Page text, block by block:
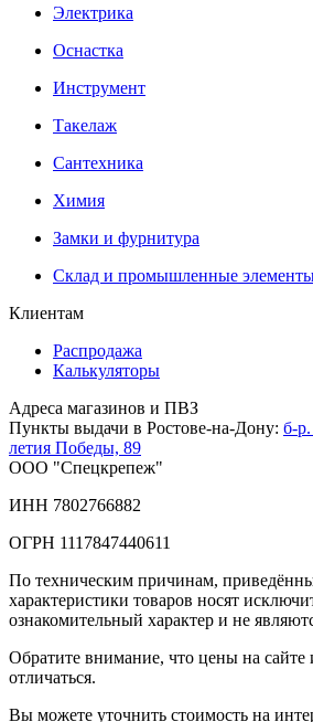
Электрика
Оснастка
Инструмент
Такелаж
Сантехника
Химия
Замки и фурнитура
Склад и промышленные
Клиентам
Распродажа
Калькуляторы
Адреса магазинов и ПВЗ
Пункты выдачи в Ростове-на-Дону: б-
летия Победы, 89
ООО "Спецкрепеж"
ИНН 7802766882
ОГРН 1117847440611
По техническим причинам,
характеристики товаров носят
ознакомительный характер и не
Обратите внимание, что цены на сайте
отличаться.
Вы можете уточнить стоимость на